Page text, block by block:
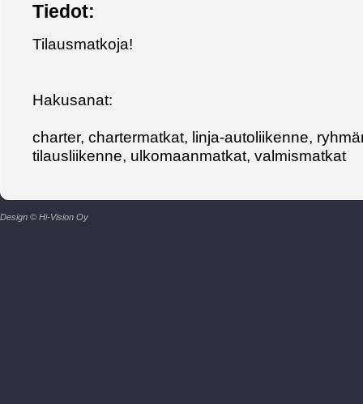
Tiedot:
Tilausmatkoja!
Hakusanat:
charter, chartermatkat, linja-autoliikenne,
tilausliikenne, ulkomaanmatkat, valmismatkat
Design © Hi-Vision Oy